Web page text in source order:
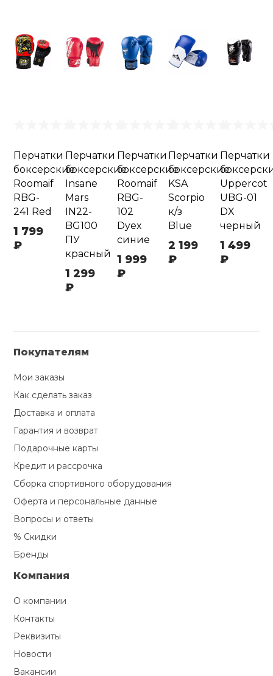
Перчатки
боксерские
Roomaif
RBG-
241 Red
1 799
₽
Перчатки
боксерские
Insane
Mars
IN22-
BG100
ПУ
красный
1 299
₽
Перчатки
боксерские
Roomaif
RBG-
102
Dyex
синие
1 999
₽
Перчатки
боксерские
KSA
Scorpio
к/з
Blue
2 199
₽
Перчатки
Uppercot
UBG-01
DX
черный
1 499
₽
Покупателям
Мои заказы
Как сделать заказ
Доставка и оплата
Гарантия и возврат
Подарочные карты
Кредит и рассрочка
Сборка спортивного оборудования
Оферта и персональные данные
Вопросы и ответы
% Скидки
Бренды
Компания
О компании
Контакты
Реквизиты
Новости
Вакансии